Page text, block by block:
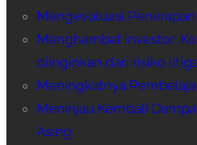
Mengevaluasi
Menghambat investor:
diinginkan dari risiko
Meningkatnya
Meninjau Kembali
Asing